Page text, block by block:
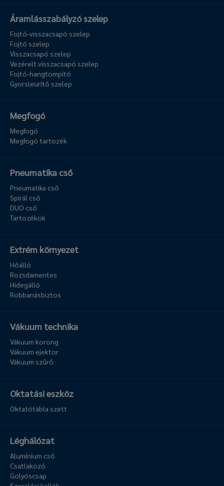
Áramlásszabályzó szelep
Fojtó-visszacsapó szelep
Fojtó szelep
Visszacsapó szelep
Vezérelt visszacsapó szelep
Fojtó-hangtompító
Gyorsleürítő szelep
Megfogó
Megfogó
Megfogó tartozék
Pneumatika cső
Pneumatika cső
Spirál cső
DUO cső
Tartozékok
Extrém környezet
Hőálló
Rozsdamentes
Hidegálló
Robbanásbiztos
Vákuum technika
Vákuum korong
Vákuum ejektor
Vákuum szűrő
Oktatási eszköz
Oktatótábla szett
Léghálózat
Alumínium cső
Csatlakozó
Golyóscsap